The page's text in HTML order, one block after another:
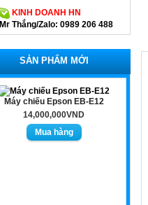
KINH DOANH HN
Mr Thắng/Zalo: 0989 206 488
SẢN PHẨM MỚI
Máy chiếu Epson EB-E12
14,000,000VND